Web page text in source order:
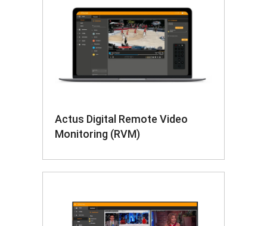
Actus Digital Remote Video
Monitoring (RVM)